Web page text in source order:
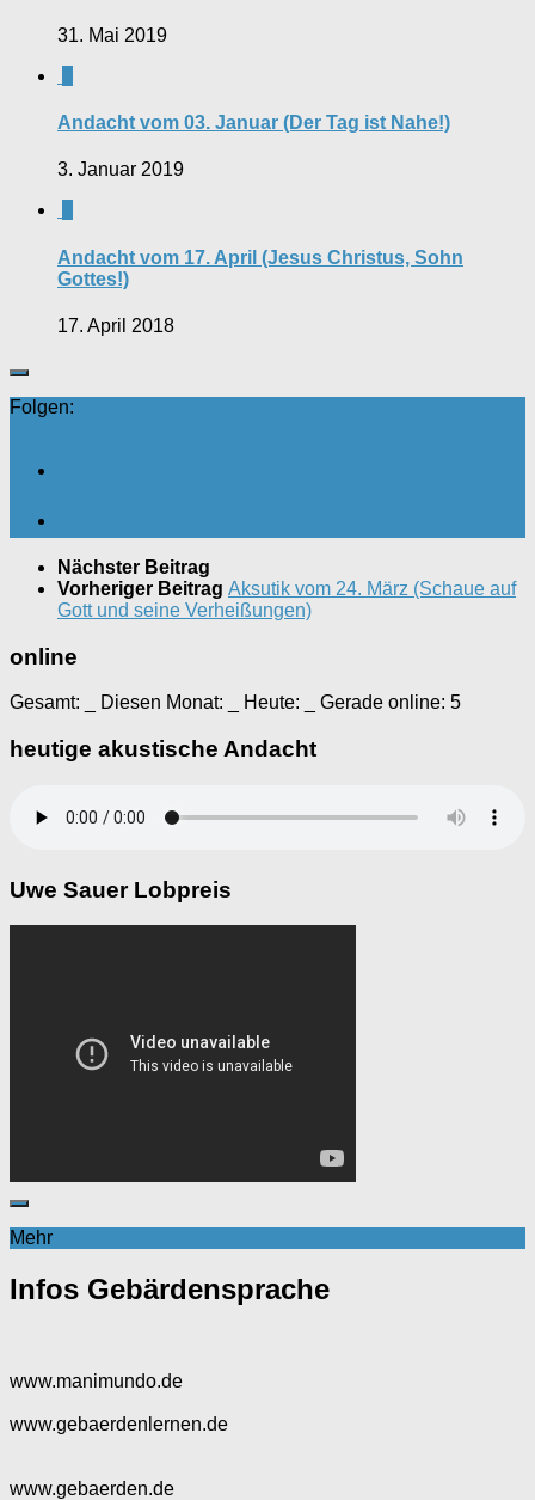
31. Mai 2019
Andacht vom 03. Januar (Der Tag ist Nahe!)
3. Januar 2019
Andacht vom 17. April (Jesus Christus, Sohn
Gottes!)
17. April 2018
Folgen:
Nächster Beitrag
Vorheriger Beitrag Aksutik vom 24. März (Schaue auf
Gott und seine Verheißungen)
online
Gesamt: Diesen Monat: Heute: Gerade online: 5
heutige akustische Andacht
Uwe Sauer Lobpreis
Mehr
Infos Gebärdensprache
www.manimundo.de
www.gebaerdenlernen.de
www.gebaerden.de